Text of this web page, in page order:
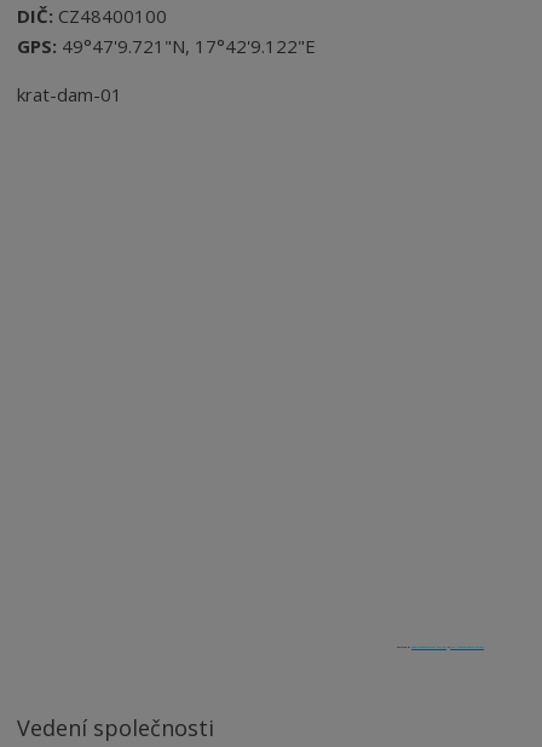
DIČ: CZ48400100
GPS: 49°47'9.721"N, 17°42'9.122"E
krat-dam-01
Powered byGooglemapsgenerator.com/zh/ &http://botonmegusta.org/en/
Vedení společnosti